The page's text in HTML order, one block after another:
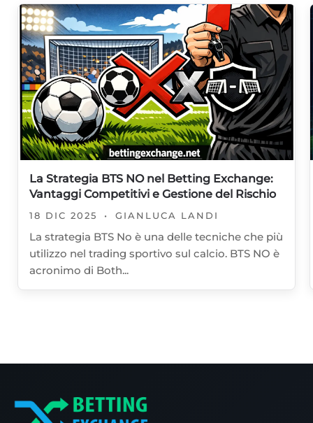
La Strategia BTS NO nel Betting Exchange:
Vantaggi Competitivi e Gestione del Rischio
18 DIC 2025 • GIANLUCA LANDI
La strategia BTS No è una delle tecniche che più
utilizzo nel trading sportivo sul calcio. BTS NO è
acronimo di Both...